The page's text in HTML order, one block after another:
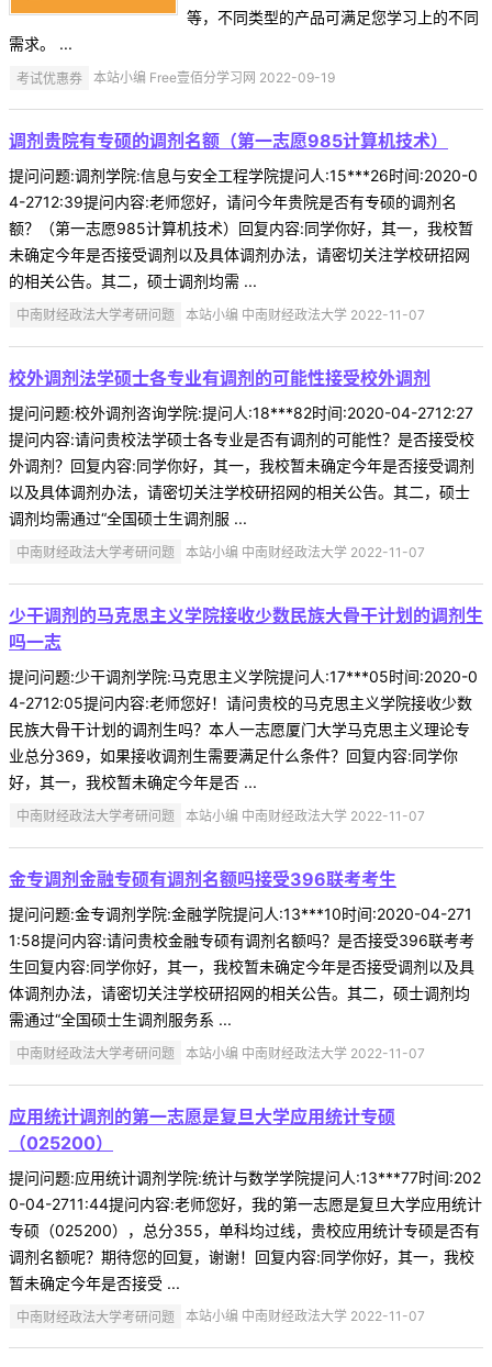
等，不同类型的产品可满足您学习上的不同
需求。 ...
考试优惠券 本站小编 Free壹佰分学习网 2022-09-19
调剂贵院有专硕的调剂名额（第一志愿985计算机技术）
提问问题:调剂学院:信息与安全工程学院提问人:15***26时间:2020-0
4-2712:39提问内容:老师您好，请问今年贵院是否有专硕的调剂名
额？（第一志愿985计算机技术）回复内容:同学你好，其一，我校暂
未确定今年是否接受调剂以及具体调剂办法，请密切关注学校研招网
的相关公告。其二，硕士调剂均需 ...
中南财经政法大学考研问题 本站小编 中南财经政法大学 2022-11-07
校外调剂法学硕士各专业有调剂的可能性接受校外调剂
提问问题:校外调剂咨询学院:提问人:18***82时间:2020-04-2712:27
提问内容:请问贵校法学硕士各专业是否有调剂的可能性？是否接受校
外调剂？回复内容:同学你好，其一，我校暂未确定今年是否接受调剂
以及具体调剂办法，请密切关注学校研招网的相关公告。其二，硕士
调剂均需通过“全国硕士生调剂服 ...
中南财经政法大学考研问题 本站小编 中南财经政法大学 2022-11-07
少干调剂的马克思主义学院接收少数民族大骨干计划的调剂生
吗一志
提问问题:少干调剂学院:马克思主义学院提问人:17***05时间:2020-0
4-2712:05提问内容:老师您好！请问贵校的马克思主义学院接收少数
民族大骨干计划的调剂生吗？本人一志愿厦门大学马克思主义理论专
业总分369，如果接收调剂生需要满足什么条件？回复内容:同学你
好，其一，我校暂未确定今年是否 ...
中南财经政法大学考研问题 本站小编 中南财经政法大学 2022-11-07
金专调剂金融专硕有调剂名额吗接受396联考考生
提问问题:金专调剂学院:金融学院提问人:13***10时间:2020-04-271
1:58提问内容:请问贵校金融专硕有调剂名额吗？是否接受396联考考
生回复内容:同学你好，其一，我校暂未确定今年是否接受调剂以及具
体调剂办法，请密切关注学校研招网的相关公告。其二，硕士调剂均
需通过“全国硕士生调剂服务系 ...
中南财经政法大学考研问题 本站小编 中南财经政法大学 2022-11-07
应用统计调剂的第一志愿是复旦大学应用统计专硕
（025200）
提问问题:应用统计调剂学院:统计与数学学院提问人:13***77时间:202
0-04-2711:44提问内容:老师您好，我的第一志愿是复旦大学应用统计
专硕（025200），总分355，单科均过线，贵校应用统计专硕是否有
调剂名额呢？期待您的回复，谢谢！回复内容:同学你好，其一，我校
暂未确定今年是否接受 ...
中南财经政法大学考研问题 本站小编 中南财经政法大学 2022-11-07